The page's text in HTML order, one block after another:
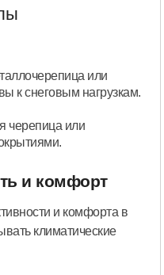
или
к снеговым нагрузкам.
черепица или
и комфорт
и комфорта в
климатические